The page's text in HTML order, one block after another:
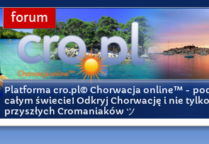
forum
Platforma cro.pl© Chorwacja online™ -
całym świecie! Odkryj Chorwację i nie
przyszłych Cromaniaków ツ